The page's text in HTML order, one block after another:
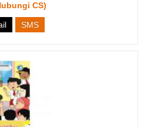
CS)
SMS